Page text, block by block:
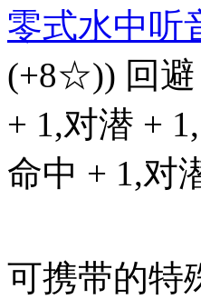
零式水中听
(+8☆)) 回避
+ 1,对潜 +
命中 + 1,对
可携带的特